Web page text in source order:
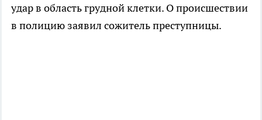
удар в область грудной клетки. О происшествии
в полицию заявил сожитель преступницы.